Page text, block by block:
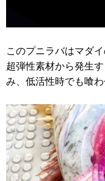
このプニラバはマダ
超弾性素材から発生
み、低活性時でも喰わ